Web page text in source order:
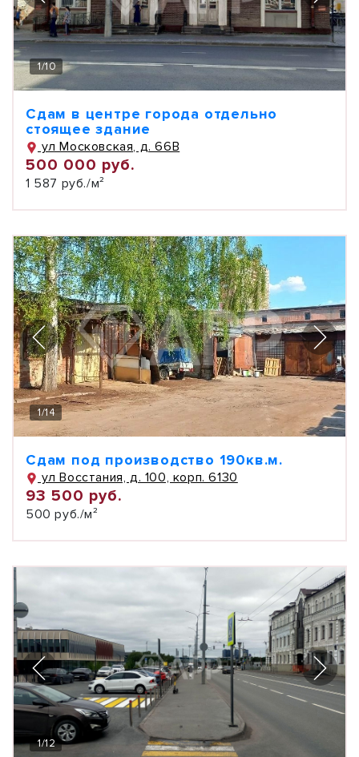
1/10
Сдам в центре города отдельно
стоящее здание
ул Московская, д. 66В
500 000 руб.
1 587 руб./м²
1/14
Сдам под производство 190кв.м.
ул Восстания, д. 100, корп. 6130
93 500 руб.
500 руб./м²
1/12